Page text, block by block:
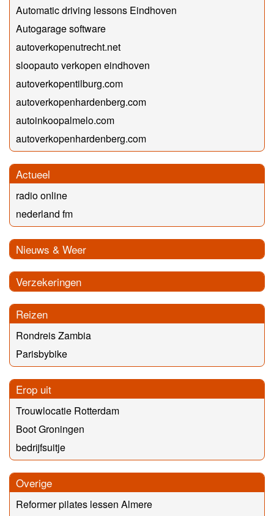
Automatic driving lessons Eindhoven
Autogarage software
autoverkopenutrecht.net
sloopauto verkopen eindhoven
autoverkopentilburg.com
autoverkopenhardenberg.com
autoinkoopalmelo.com
autoverkopenhardenberg.com
Actueel
radio online
nederland fm
Nieuws & Weer
Verzekeringen
Reizen
Rondreis Zambia
Parisbybike
Erop uit
Trouwlocatie Rotterdam
Boot Groningen
bedrijfsuitje
Overige
Reformer pilates lessen Almere